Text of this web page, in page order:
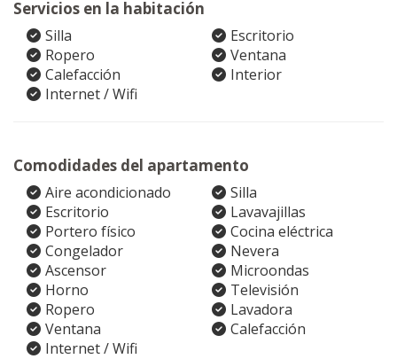
Servicios en la habitación
Silla
Escritorio
Ropero
Ventana
Calefacción
Interior
Internet / Wifi
Comodidades del apartamento
Aire acondicionado
Silla
Escritorio
Lavavajillas
Portero físico
Cocina eléctrica
Congelador
Nevera
Ascensor
Microondas
Horno
Televisión
Ropero
Lavadora
Ventana
Calefacción
Internet / Wifi